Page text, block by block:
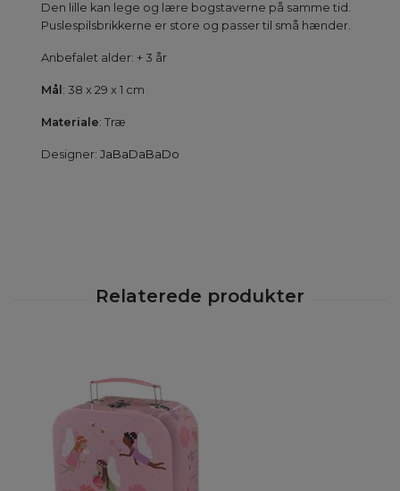
Den lille kan lege og lære bogstaverne på samme tid.
Puslespilsbrikkerne er store og passer til små hænder.
Anbefalet alder: + 3 år
Mål : 38 x 29 x 1 cm
Materiale: Træ
Designer: JaBaDaBaDo